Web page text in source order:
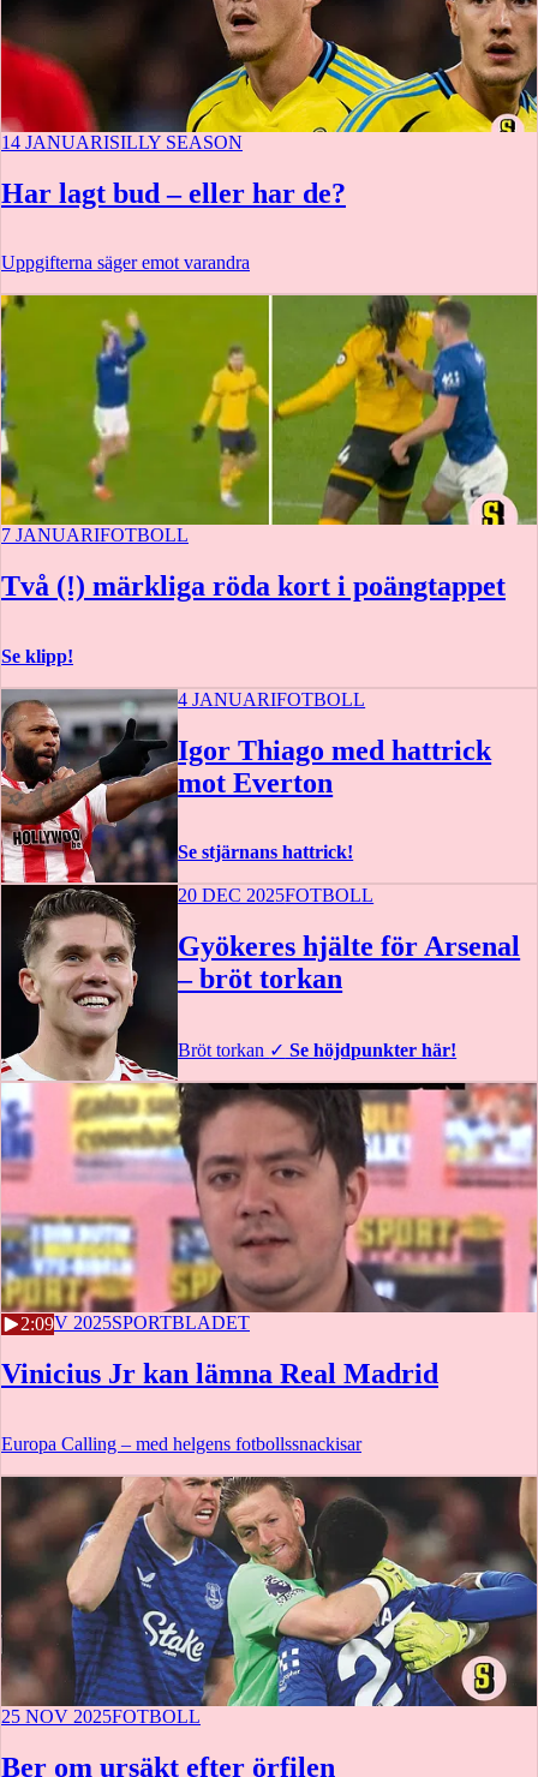
14 JANUARISILLY SEASON
Har lagt bud – eller har de?
Uppgifterna säger emot varandra
7 JANUARIFOTBOLL
Två (!) märkliga röda kort i poängtappet
Se klipp!
4 JANUARIFOTBOLL
Igor Thiago med hattrick
mot Everton
Se stjärnans hattrick!
20 DEC 2025FOTBOLL
Gyökeres hjälte för Arsenal
– bröt torkan
Bröt torkan ✓ Se höjdpunkter här!
2:09
25 NOV 2025SPORTBLADET
Vinicius Jr kan lämna Real Madrid
Europa Calling – med helgens fotbollssnackisar
25 NOV 2025FOTBOLL
Ber om ursäkt efter örfilen